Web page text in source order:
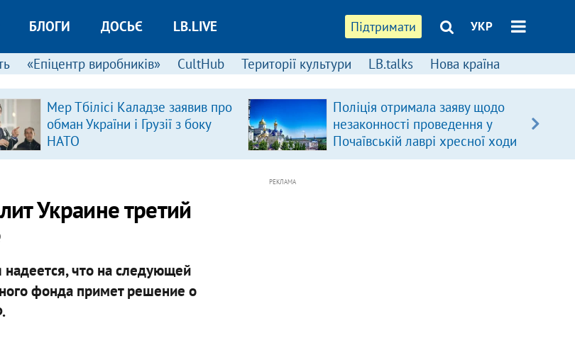
Підтримати УКР
БЛОГИ ДОСЬЄ LB.LIVE
«Епіцентр виробників» CultHub Території культури LB.talks Нова країна
Мер Тбілісі Каладзе заявив про
обман України і Грузії з боку
НАТО
Поліція отримала заяву щодо
незаконності проведення у
Почаївській лаврі хресної ходи
Украине третий
что на следующей
фонда примет решение о
РЕКЛАМА